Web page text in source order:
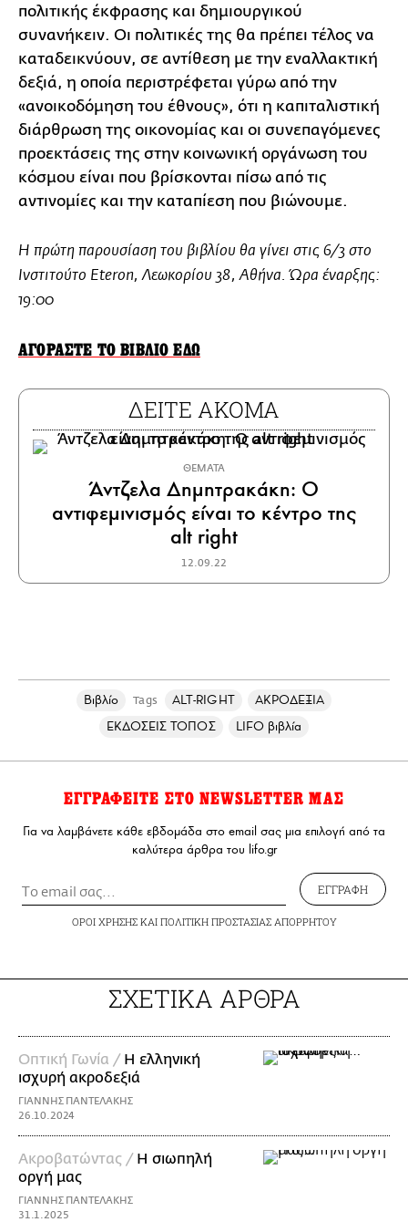
πολιτικής έκφρασης και δημιουργικού
συνανήκειν. Οι πολιτικές της θα πρέπει τέλος να
καταδεικνύουν, σε αντίθεση με την εναλλακτική
δεξιά, η οποία περιστρέφεται γύρω από την
«ανοικοδόμηση του έθνους», ότι η καπιταλιστική
διάρθρωση της οικονομίας και οι συνεπαγόμενες
προεκτάσεις της στην κοινωνική οργάνωση του
κόσμου είναι που βρίσκονται πίσω από τις
αντινομίες και την καταπίεση που βιώνουμε.
Η πρώτη παρουσίαση του βιβλίου θα γίνει στις 6/3 στο
Ινστιτούτο Eteron, Λεωκορίου 38, Αθήνα. Ώρα έναρξης:
19:00
ΑΓΟΡΑΣΤΕ ΤΟ ΒΙΒΛΙΟ ΕΔΩ
ΔΕΙΤΕ ΑΚΟΜΑ
ΘΕΜΑΤΑ
Άντζελα Δημητρακάκη: Ο
αντιφεμινισμός είναι το κέντρο της
alt right
12.09.22
Βιβλίο Tags ALT-RIGHT
ΑΚΡΟΔΕΞΙΑ
ΕΚΔΟΣΕΙΣ ΤΟΠΟΣ
LIFO βιβλία
ΕΓΓΡΑΦΕΙΤΕ ΣΤΟ NEWSLETTER ΜΑΣ
Για να λαμβάνετε κάθε εβδομάδα στο email σας μια επιλογή από τα
καλύτερα άρθρα του lifo.gr
ΕΓΓΡΑΦΗ
ΟΡΟΙ ΧΡΗΣΗΣΚΑΙ ΠΟΛΙΤΙΚΗ ΠΡΟΣΤΑΣΙΑΣ ΑΠΟΡΡΗΤΟΥ
ΣΧΕΤΙΚΑ ΑΡΘΡΑ
Οπτική Γωνία / Η ελληνική
ισχυρή ακροδεξιά
ΓΙΑΝΝΗΣ ΠΑΝΤΕΛΑΚΗΣ
26.10.2024
Ακροβατώντας / Η σιωπηλή
οργή μας
ΓΙΑΝΝΗΣ ΠΑΝΤΕΛΑΚΗΣ
31.1.2025